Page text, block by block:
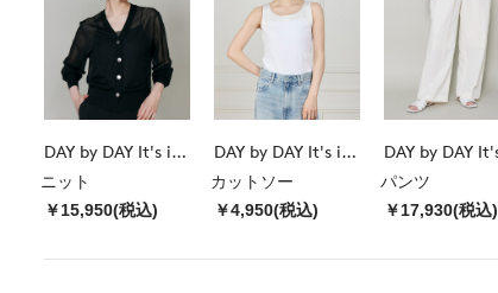
DAY by DAY It's international
ニット
￥15,950(税込)
DAY by DAY It's international
カットソー
￥4,950(税込)
パンツ
￥17,930(税込)